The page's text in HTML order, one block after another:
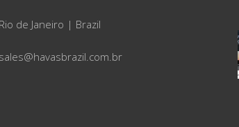
Rio de Janeiro | Brazil
sales@havasbrazil.com.br